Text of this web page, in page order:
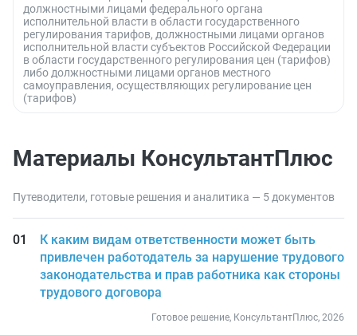
должностными лицами федерального органа
исполнительной власти в области государственного
регулирования тарифов, должностными лицами органов
исполнительной власти субъектов Российской Федерации
в области государственного регулирования цен (тарифов)
либо должностными лицами органов местного
самоуправления, осуществляющих регулирование цен
(тарифов)
Материалы КонсультантПлюс
Путеводители, готовые решения и аналитика — 5 документов
К каким видам ответственности может быть
привлечен работодатель за нарушение трудового
законодательства и прав работника как стороны
трудового договора
Готовое решение, КонсультантПлюс, 2026